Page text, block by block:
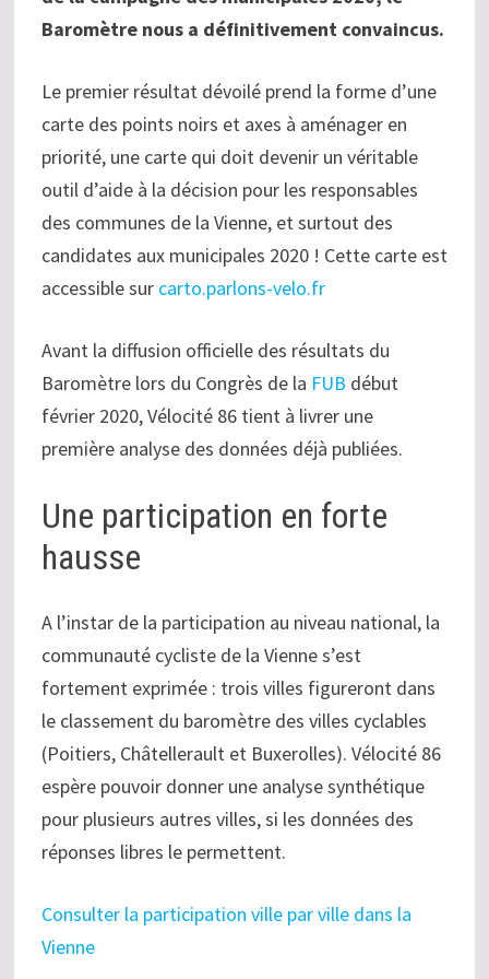
Baromètre nous a définitivement convaincus.
Le premier résultat dévoilé prend la forme d’une
carte des points noirs et axes à aménager en
priorité, une carte qui doit devenir un véritable
outil d’aide à la décision pour les responsables
des communes de la Vienne, et surtout des
candidates aux municipales 2020 ! Cette carte est
accessible sur carto.parlons-velo.fr
Avant la diffusion officielle des résultats du
Baromètre lors du Congrès de la FUB début
février 2020, Vélocité 86 tient à livrer une
première analyse des données déjà publiées.
Une participation en forte
hausse
A l’instar de la participation au niveau national, la
communauté cycliste de la Vienne s’est
fortement exprimée : trois villes figureront dans
le classement du baromètre des villes cyclables
(Poitiers, Châtellerault et Buxerolles). Vélocité 86
espère pouvoir donner une analyse synthétique
pour plusieurs autres villes, si les données des
réponses libres le permettent.
Consulter la participation ville par ville dans la
Vienne